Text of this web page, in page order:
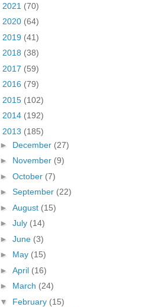
2021 (70)
2020 (64)
2019 (41)
2018 (38)
2017 (59)
2016 (79)
2015 (102)
2014 (192)
2013 (185)
► December (27)
► November (9)
► October (7)
► September (22)
► August (15)
► July (14)
► June (3)
► May (15)
► April (16)
► March (24)
▼ February (15)